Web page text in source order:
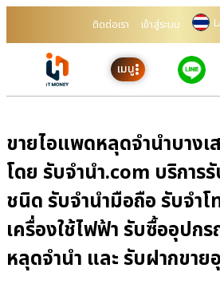
ติดต่อเรา เข้าสู่ระบบ
เมนู
ขายไอแพดหลุดจำนำบางเ
โดย รับจํานํา.com บริการ
ชนิด รับจำนำมือถือ รับจำ
เครื่องใช้ไฟฟ้า รับซื้ออุปก
หลุดจำนำ และ รับฝากขา